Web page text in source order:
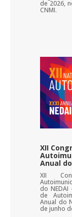
de 2026,
CNMI.
XII
Anual
XII
do NEDAI
de
Anual do
de junho